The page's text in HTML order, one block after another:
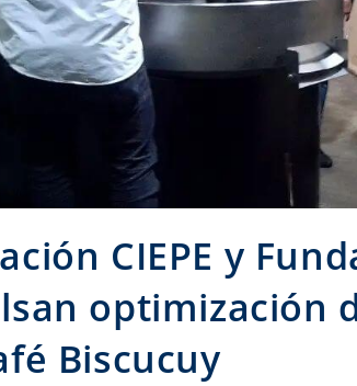
CIEPE y
optimización
Biscucuy